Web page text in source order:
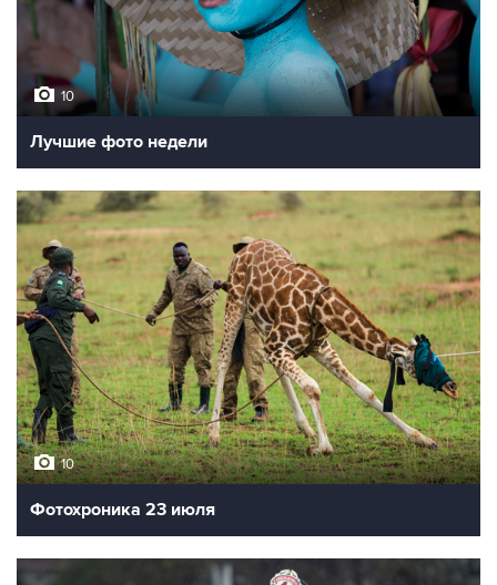
10
Лучшие фото недели
10
Фотохроника 23 июля